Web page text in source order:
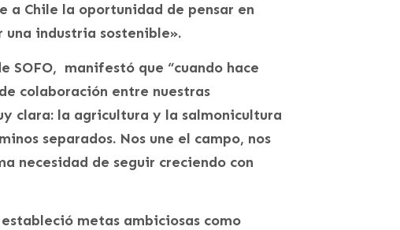
Chile la oportunidad de pensar en
industria sostenible».
SOFO, manifestó que “cuando hace
colaboración entre nuestras
clara: la agricultura y la salmonicultura
separados. Nos une el campo, nos
necesidad de seguir creciendo con
metas ambiciosas como